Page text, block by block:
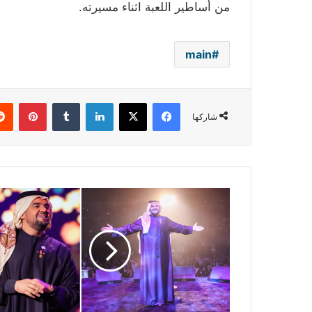
من أساطير اللعبة اثناء مسيرته.
main
شاركها
فيسبوك ‫X لينكدإن
الجسمي
يفتتح
"ليالي
القصيم"
ويوجه
رسالة
إلى